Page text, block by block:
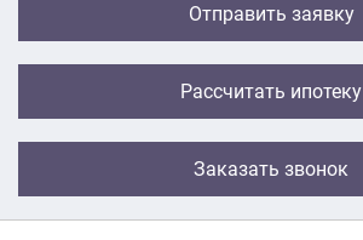
Отправить заявку
Рассчитать ипотеку
Заказать звонок